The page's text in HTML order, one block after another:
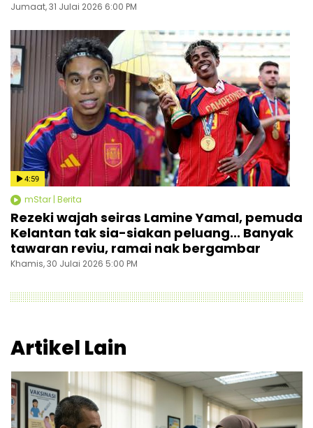
Jumaat, 31 Julai 2026 6:00 PM
4:59
mStar | Berita
Rezeki wajah seiras Lamine Yamal, pemuda
Kelantan tak sia-siakan peluang... Banyak
tawaran reviu, ramai nak bergambar
Khamis, 30 Julai 2026 5:00 PM
Artikel Lain